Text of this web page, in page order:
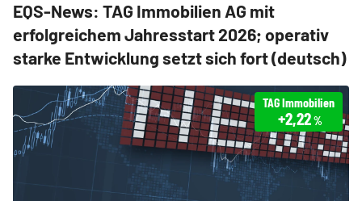
EQS-News: TAG Immobilien AG mit
erfolgreichem Jahresstart 2026; operativ
starke Entwicklung setzt sich fort (deutsch)
TAG Immobilien
+2,22%